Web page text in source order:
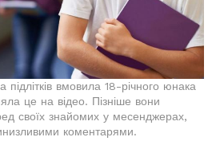
підлітків вмовила 18-річного юнака
це на відео. Пізніше вони
своїх знайомих у месенджерах,
коментарями.